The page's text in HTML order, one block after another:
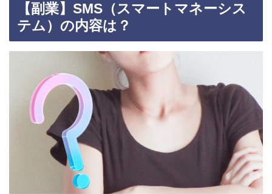
【副業】SMS（スマートマネーシス
テム）の内容は？